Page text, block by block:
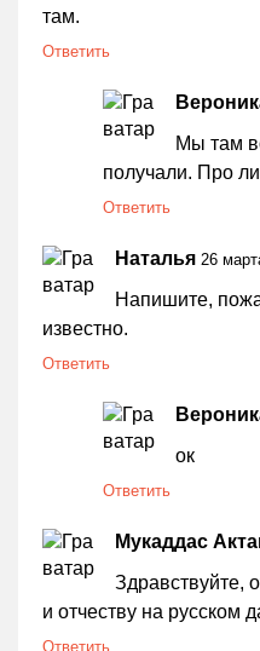
там.
Ответить
Мы там
получали. Про
Ответить
Наталья 26
Напишите,
известно.
Ответить
ок
Ответить
Мукаддас
Здравствуйте,
и отчеству на русском
Ответить